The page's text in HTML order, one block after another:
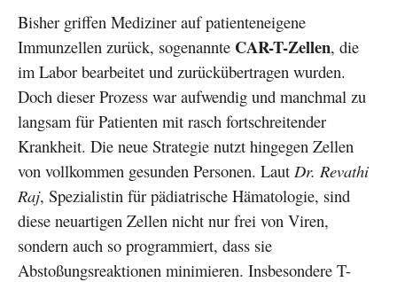
Bisher griffen Mediziner auf patienteneigene
Immunzellen zurück, sogenannte CAR-T-Zellen, die
im Labor bearbeitet und zurückübertragen wurden.
Doch dieser Prozess war aufwendig und manchmal zu
langsam für Patienten mit rasch fortschreitender
Krankheit. Die neue Strategie nutzt hingegen Zellen
von vollkommen gesunden Personen. Laut Dr. Revathi
Raj, Spezialistin für pädiatrische Hämatologie, sind
diese neuartigen Zellen nicht nur frei von Viren,
sondern auch so programmiert, dass sie
Abstoßungsreaktionen minimieren. Insbesondere T-